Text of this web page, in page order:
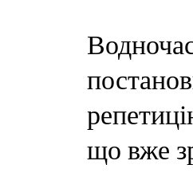
що вже